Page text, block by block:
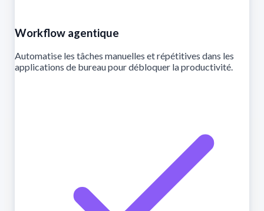
Workflow agentique
Automatise les tâches manuelles et répétitives dans les
applications de bureau pour débloquer la productivité.